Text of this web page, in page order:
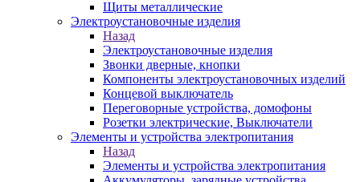
Щиты металлические
Электроустановочные изделия
Назад
Электроустановочные изделия
Звонки дверные, кнопки
Компоненты электроустановочных изделий
Концевой выключатель
Переговорные устройства, домофоны
Розетки электрические, Выключатели
Элементы и устройства электропитания
Назад
Элементы и устройства электропитания